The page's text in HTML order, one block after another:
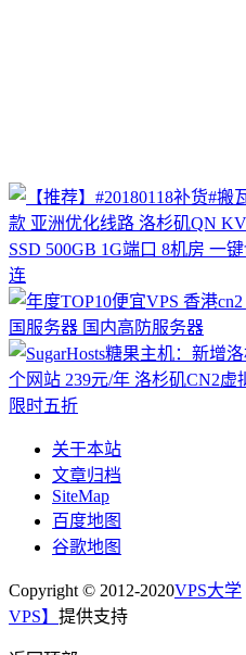
关于本站
文章归档
SiteMap
百度地图
谷歌地图
Copyright © 2012-2020VPS大学
VPS】 提供支持